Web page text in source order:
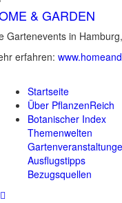
& GARDEN
Gartenevents in
erfahren:
Startseite
Über PflanzenReich
Botanischer Index
Themenwelten
Ausflugstipps
Bezugsquellen